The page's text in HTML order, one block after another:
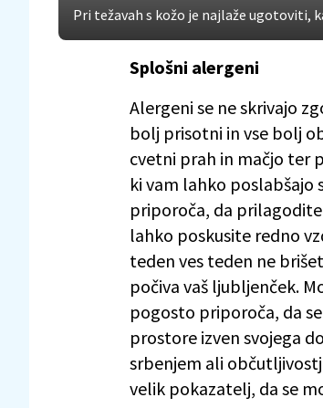
Pri težavah s kožo je najlaže ugotoviti,
Splošni alergeni
Alergeni se ne skrivajo
bolj prisotni in vse bolj
cvetni prah in mačjo ter
ki vam lahko poslabšajo
priporoča, da
lahko poskusite redno
teden ves teden ne
počiva vaš ljubljenček.
pogosto priporoča, da
prostore izven svojega
srbenjem ali
velik pokazatelj, da se